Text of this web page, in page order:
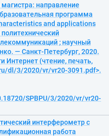
направление
программа
and applications
; научный
— Санкт-Петербург, 2020.
Интернет (чтение, печать,
dl/3/2020/vr/vr20-3091.pdf>.
SPBPU/3/2020/vr/vr20-
интерферометр с
работа